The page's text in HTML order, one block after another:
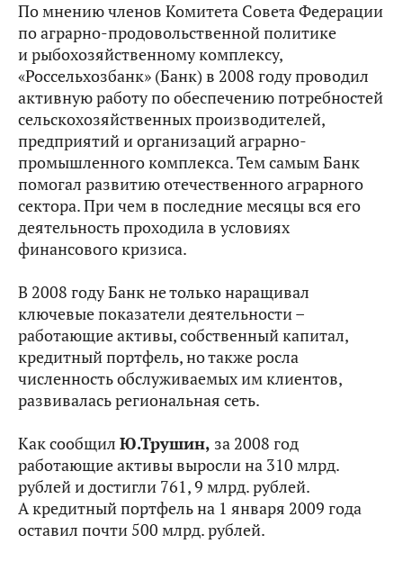
По мнению членов Комитета Совета Федерации
поаграрно-продовольственной политике
и рыбохозяйственному комплексу,
«Россельхозбанк» (Банк) в 2008 году проводил
активную работу по обеспечению потребностей
сельскохозяйственных производителей,
предприятий и организаций аграрно-
промышленного комплекса. Тем самым Банк
помогал развитию отечественного аграрного
сектора. При чем в последние месяцы вся его
деятельность проходила в условиях
финансового кризиса.
В 2008 году Банк не только наращивал
ключевые показатели деятельности –
работающие активы, собственный капитал,
кредитный портфель, но также росла
численность обслуживаемых им клиентов,
развивалась региональная сеть.
Как сообщил Ю.Трушин, за 2008 год
работающие активы выросли на 310 млрд.
рублей и достигли 761, 9 млрд. рублей.
А кредитный портфель на 1 января 2009 года
оставил почти 500 млрд. рублей.